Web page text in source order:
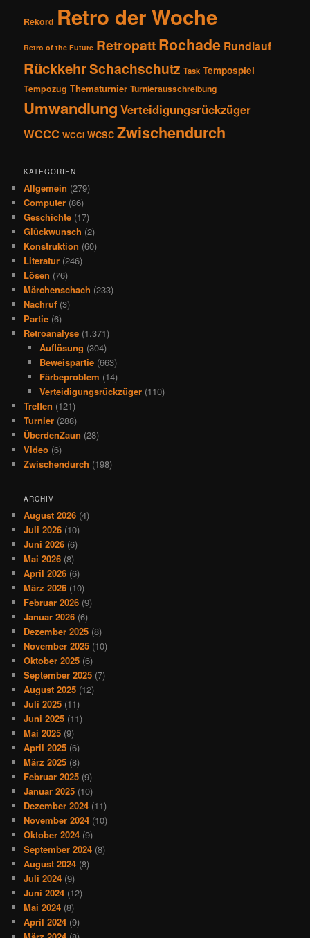
Rekord Retro der Woche
Retro of the Future RetropattRochade Rundlauf
RückkehrSchachschutz Task Tempospiel
Tempozug Thematurnier Turnierausschreibung
Umwandlung Verteidigungsrückzüger
WCCC WCCI WCSC Zwischendurch
KATEGORIEN
Allgemein (279)
Computer (86)
Geschichte (17)
Glückwunsch (2)
Konstruktion (60)
Literatur (246)
Lösen (76)
Märchenschach (233)
Nachruf (3)
Partie (6)
Retroanalyse (1.371)
Auflösung (304)
Beweispartie(663)
Färbeproblem (14)
Verteidigungsrückzüger(110)
Treffen (121)
Turnier (288)
ÜberdenZaun (28)
Video (6)
Zwischendurch (198)
ARCHIV
August 2026 (4)
Juli 2026 (10)
Juni 2026 (6)
Mai 2026 (8)
April 2026 (6)
März 2026 (10)
Februar 2026 (9)
Januar 2026 (6)
Dezember 2025 (8)
November 2025 (10)
Oktober 2025 (6)
September 2025 (7)
August 2025 (12)
Juli 2025 (11)
Juni 2025 (11)
Mai 2025 (9)
April 2025 (6)
März 2025 (8)
Februar 2025 (9)
Januar 2025 (10)
Dezember 2024 (11)
November 2024 (10)
Oktober 2024 (9)
September 2024 (8)
August 2024 (8)
Juli 2024 (9)
Juni 2024 (12)
Mai 2024 (8)
April 2024 (9)